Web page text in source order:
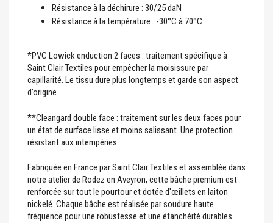
Résistance à la déchirure : 30/25 daN
Résistance à la température : -30°C à 70°C
*PVC Lowick enduction 2 faces : traitement spécifique à
Saint Clair Textiles pour empêcher la moisissure par
capillarité. Le tissu dure plus longtemps et garde son aspect
d’origine.
**Cleangard double face : traitement sur les deux faces pour
un état de surface lisse et moins salissant. Une protection
résistant aux intempéries.
Fabriquée en France par Saint Clair Textiles et assemblée dans
notre atelier de Rodez en Aveyron, cette bâche premium est
renforcée sur tout le pourtour et dotée d'œillets en laiton
nickelé. Chaque bâche est réalisée par soudure haute
fréquence pour une robustesse et une étanchéité durables.